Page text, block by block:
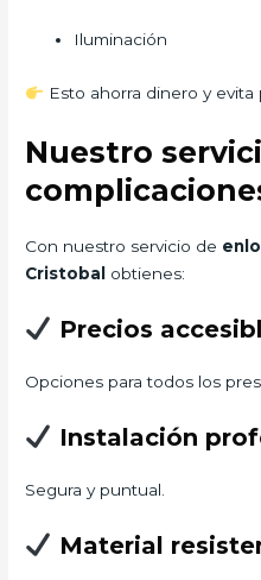
Iluminación
Esto ahorra dinero y evita
Nuestro
Con nuestro servicio de
Cristobal obtienes:
Precios
Opciones para todos los
Instalación
Segura y puntual.
Material